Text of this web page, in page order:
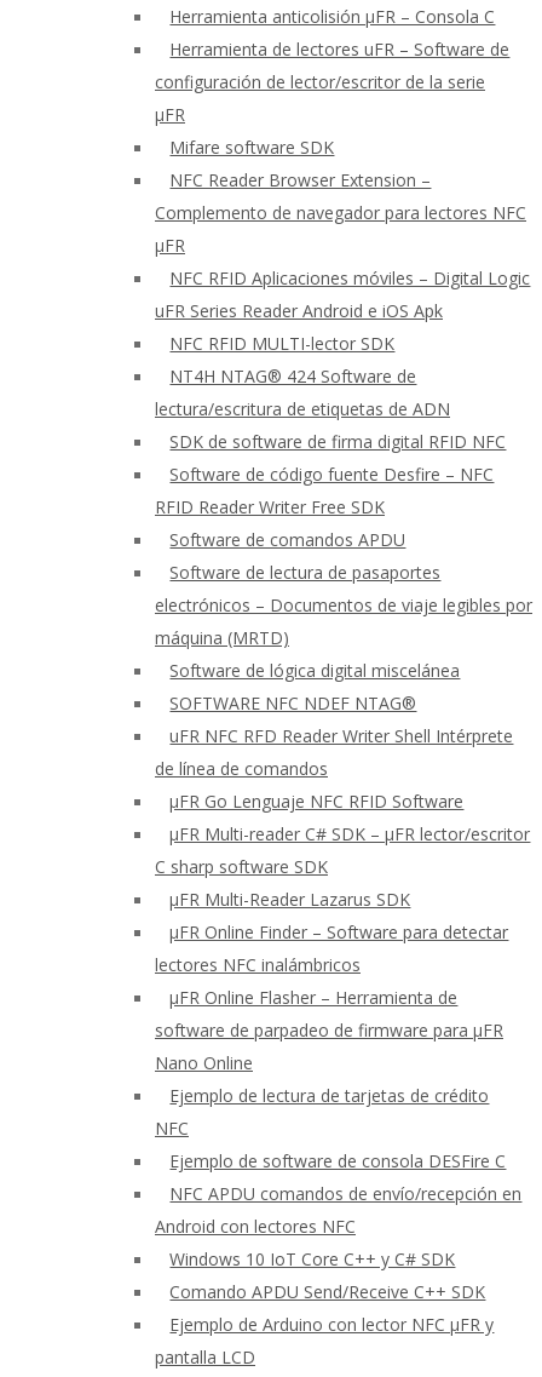
Herramienta anticolisión μFR – Consola C
Herramienta de lectores uFR – Software de
configuración de lector/escritor de la serie
μFR
Mifare software SDK
NFC Reader Browser Extension –
Complemento de navegador para lectores NFC
μFR
NFC RFID Aplicaciones móviles – Digital Logic
uFR Series Reader Android e iOS Apk
NFC RFID MULTI-lector SDK
NT4H NTAG® 424 Software de
lectura/escritura de etiquetas de ADN
SDK de software de firma digital RFID NFC
Software de código fuente Desfire – NFC
RFID Reader Writer Free SDK
Software de comandos APDU
Software de lectura de pasaportes
electrónicos – Documentos de viaje legibles por
máquina (MRTD)
Software de lógica digital miscelánea
SOFTWARE NFC NDEF NTAG®
uFR NFC RFD Reader Writer Shell Intérprete
de línea de comandos
μFR Go Lenguaje NFC RFID Software
μFR Multi-reader C# SDK – μFR lector/escritor
C sharp software SDK
μFR Multi-Reader Lazarus SDK
μFR Online Finder – Software para detectar
lectores NFC inalámbricos
μFR Online Flasher – Herramienta de
software de parpadeo de firmware para μFR
Nano Online
Ejemplo de lectura de tarjetas de crédito
NFC
Ejemplo de software de consola DESFire C
NFC APDU comandos de envío/recepción en
Android con lectores NFC
Windows 10 IoT Core C++ y C# SDK
Comando APDU Send/Receive C++ SDK
Ejemplo de Arduino con lector NFC μFR y
pantalla LCD